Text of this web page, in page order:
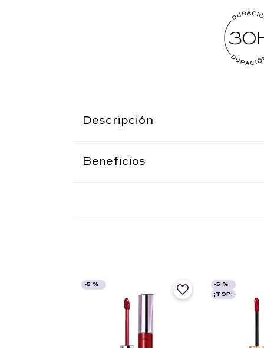
Descripción
Beneficios
-5 % -5 %
¡TOP!